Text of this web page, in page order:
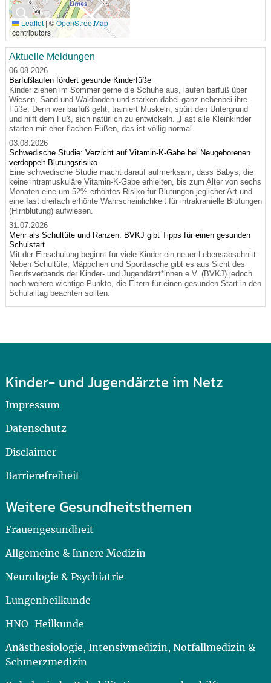
🔍
Leaflet | ©OpenStreetMap
contributors
Aktuelle Meldungen
06.08.2026
Barfußlaufen fördert gesunde Kinderfüße
Kinder ziehen im Sommer gerne die Schuhe aus, laufen barfuß über
Wiesen, Sand und Waldboden und stärken dabei ganz nebenbei ihre
Füße. Denn wer barfuß geht, trainiert Muskeln, spürt den Untergrund
und hilft dem Fuß, sich natürlich zu entwickeln. „Fast alle Kleinkinder
starten mit eher flachen Füßen, das ist völlig normal.
03.08.2026
Schwedische Studie: Verzicht auf Vitamin-K-Gabe bei Neugeborenen
verdoppelt Blutungsrisiko
Eine schwedische Studie macht darauf aufmerksam, dass Babys, die
keine intramuskuläre Vitamin-K-Gabe erhielten, bis zum Alter von sechs
Monaten eine um 52% erhöhtes Risiko für Blutungen jeglicher Art und
eine fast dreifach erhöhte Wahrscheinlichkeit für intrakranielle Blutungen
(Hirnblutung) aufwiesen.
31.07.2026
Mehr als Schultüte und Ranzen: BVKJ gibt Tipps für einen gesunden
Schulstart
Mit der Einschulung beginnt für viele Kinder ein neuer Lebensabschnitt.
Neben Schultüte, Mäppchen und Sporttasche gibt es aus Sicht des
Berufsverbands der Kinder- und Jugendärzt*innen e.V. (BVKJ) jedoch
noch weitere wichtige Punkte, die Eltern für einen gesunden Start in den
Schulalltag beachten sollten.
Kinder- und Jugendärzte im Netz
Impressum
Datenschutz
Disclaimer
Barrierefreiheit
Weitere Gesundheitsthemen
Frauengesundheit
Allgemeine & Innere Medizin
Neurologie & Psychiatrie
Lungenheilkunde
HNO-Heilkunde
Anästhesiologie, Intensivmedizin, Notfallmedizin &
Schmerzmedizin